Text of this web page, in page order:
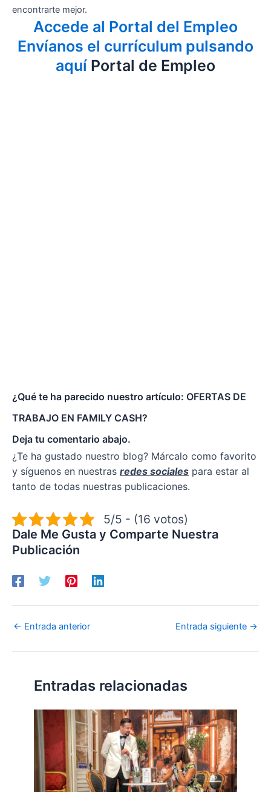
encontrarte mejor.
Accede al Portal del Empleo
Envíanos el currículum pulsando
aquí Portal de Empleo
¿Qué te ha parecido nuestro artículo: OFERTAS DE
TRABAJO EN FAMILY CASH?
Deja tu comentario abajo.
¿Te ha gustado nuestro blog? Márcalo como favorito
y síguenos en nuestras redes sociales para estar al
tanto de todas nuestras publicaciones.
5/5 - (16 votos)
Dale Me Gusta y Comparte Nuestra
Publicación
← Entrada anterior Entrada siguiente →
Entradas relacionadas